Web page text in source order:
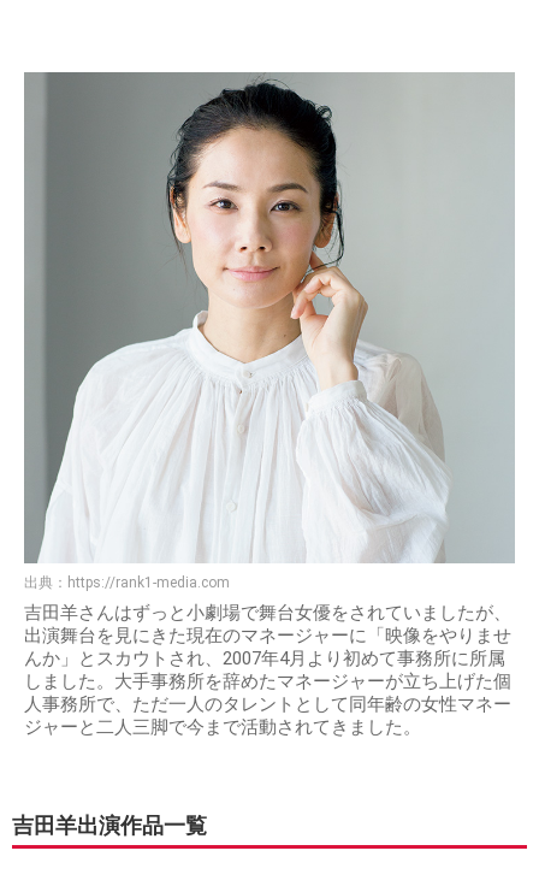
出典： https://rank1-media.com
吉田羊さんはずっと小劇場で舞台女優をされていましたが、
出演舞台を見にきた現在のマネージャーに「映像をやりませ
んか」とスカウトされ、2007年4月より初めて事務所に所属
しました。大手事務所を辞めたマネージャーが立ち上げた個
人事務所で、ただ一人のタレントとして同年齢の女性マネー
ジャーと二人三脚で今まで活動されてきました。
吉田羊出演作品一覧